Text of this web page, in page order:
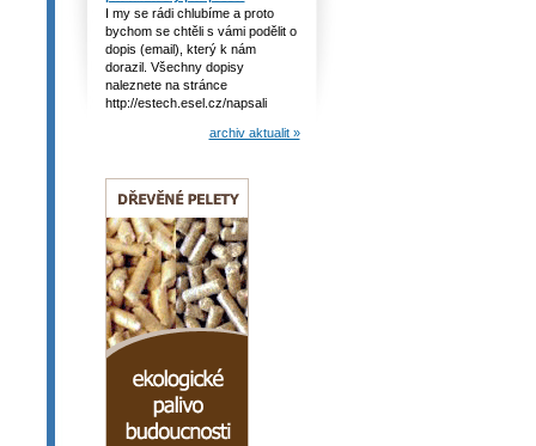
I my se rádi chlubíme a proto
bychom se chtěli s vámi podělit o
dopis (email), který k nám
dorazil. Všechny dopisy
naleznete na stránce
http://estech.esel.cz/napsali
archiv aktualit »